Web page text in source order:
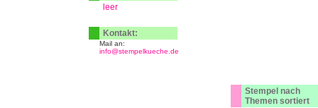
Stempel nach
Themen sortiert
leer
Kontakt:
Mail an:
info@stempelkueche.de